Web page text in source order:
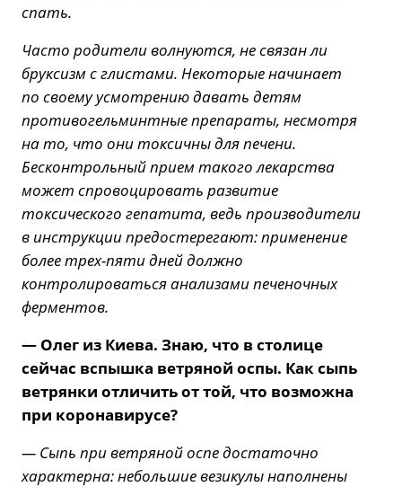
спать.
Часто родители волнуются, не связан ли
бруксизм с глистами. Некоторые начинает
по своему усмотрению давать детям
противогельминтные препараты, несмотря
на то, что они токсичны для печени.
Бесконтрольный прием такого лекарства
может спровоцировать развитие
токсического гепатита, ведь производители
в инструкции предостерегают: применение
более трех-пяти дней должно
контролироваться анализами печеночных
ферментов.
— Олег из Киева. Знаю, что в столице
сейчас вспышка ветряной оспы. Как сыпь
ветрянки отличить от той, что возможна
при коронавирусе?
— Сыпь при ветряной оспе достаточно
характерна: небольшие везикулы наполнены